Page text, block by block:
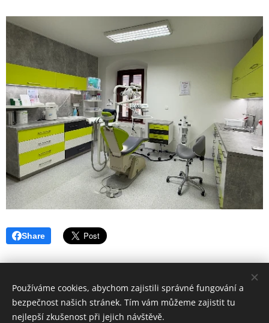
Share
Používáme cookies, abychom zajistili správné fungování a
bezpečnost našich stránek. Tím vám můžeme zajistit tu
nejlepší zkušenost při jejich návštěvě.